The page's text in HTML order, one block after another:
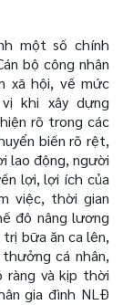
một số chính
bộ công nhân
xã hội, về mức
khi xây dựng
rõ trong các
biến rõ rệt,
lao động, người
lợi, lợi ích của
việc, thời gian
đô nâng lương
bữa ăn ca lên,
cá nhân,
ràng và kịp thời
gia đình NLĐ